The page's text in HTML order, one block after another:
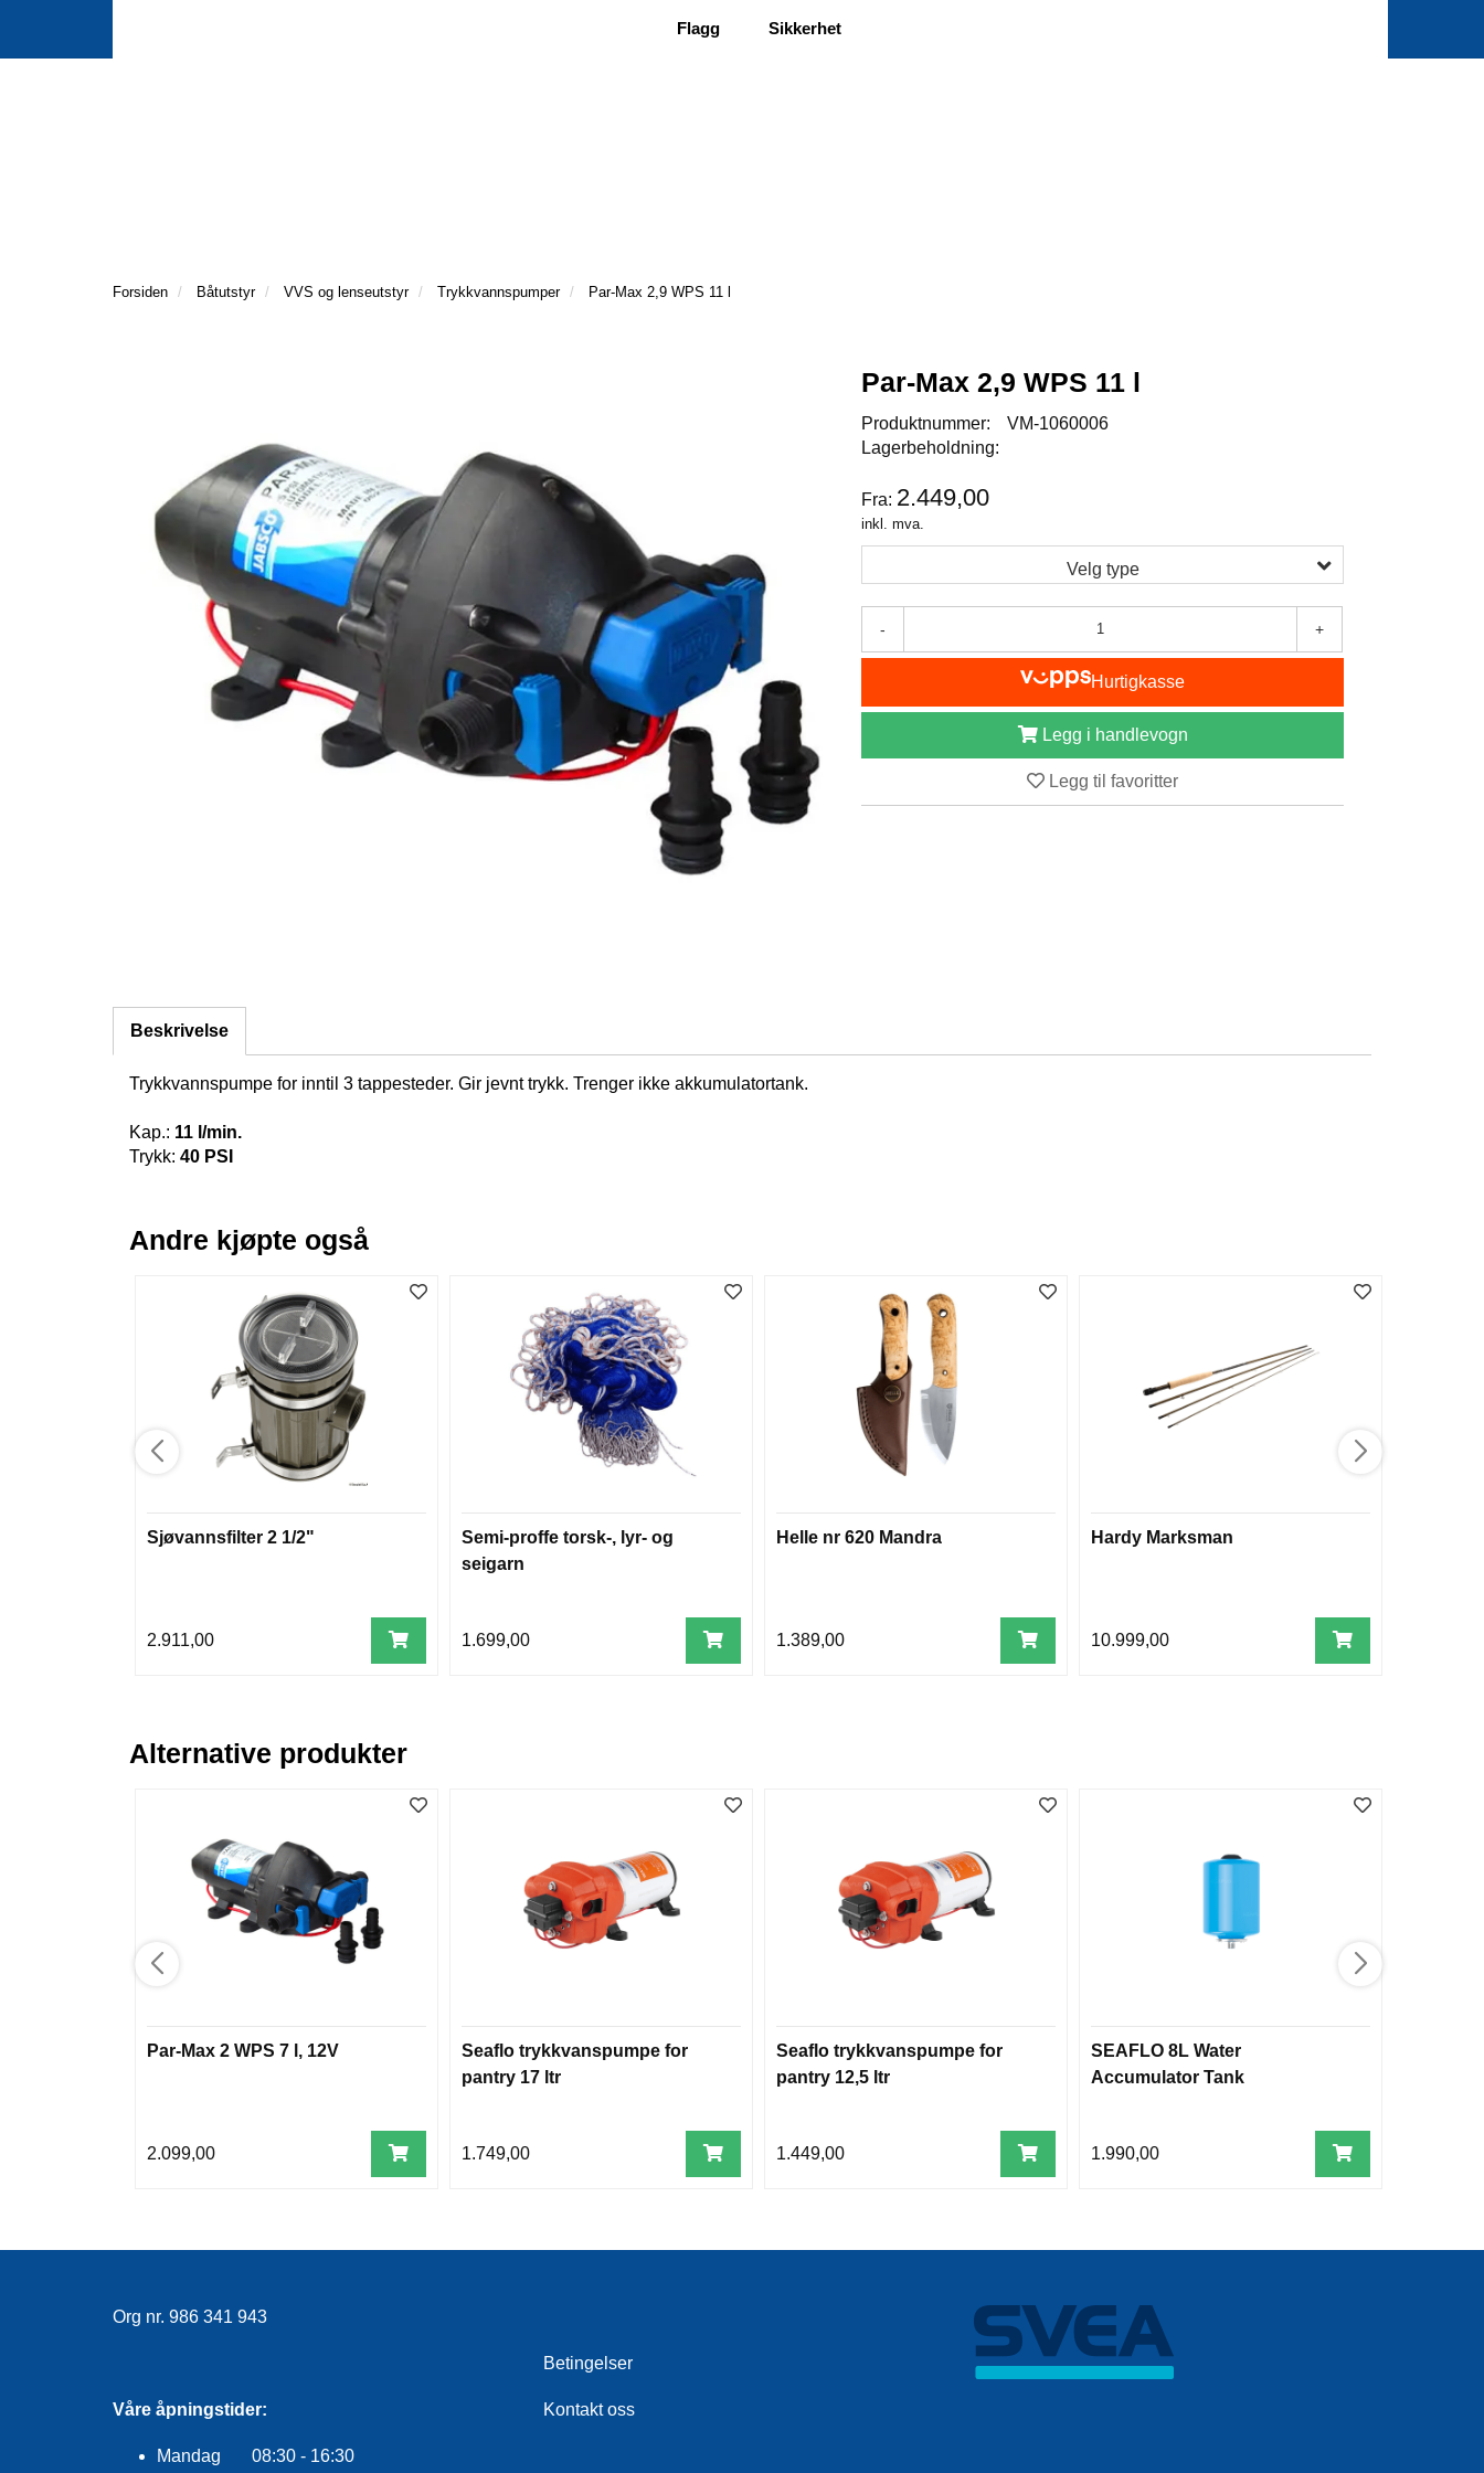
Flagg Sikkerhet
Forsiden Båtutstyr VVS og lenseutstyr Trykkvannspumper Par-Max 2,9 WPS 11 l
Par-Max 2,9 WPS 11 l
Produktnummer:
VM-1060006
Lagerbeholdning:
Fra: 2.449,00
inkl. mva.
Velg type
- +
Hurtigkasse
Legg i handlevogn
Legg til favoritter
Beskrivelse
Trykkvannspumpe for inntil 3 tappesteder. Gir jevnt trykk. Trenger ikke akkumulatortank.
Kap.: 11 l/min.
Trykk: 40 PSI
Andre kjøpte også
Sjøvannsfilter 2 1/2"
2.911,00
Semi-proffe torsk-, lyr- og
seigarn
1.699,00
Helle nr 620 Mandra
1.389,00
Hardy Marksman
10.999,00
Alternative produkter
Par-Max 2 WPS 7 l, 12V
2.099,00
Seaflo trykkvanspumpe for
pantry 17 ltr
1.749,00
Seaflo trykkvanspumpe for
pantry 12,5 ltr
1.449,00
SEAFLO 8L Water
Accumulator Tank
1.990,00
Org nr. 986 341 943
Våre åpningstider:
Mandag 08:30 - 16:30
Betingelser
Kontakt oss